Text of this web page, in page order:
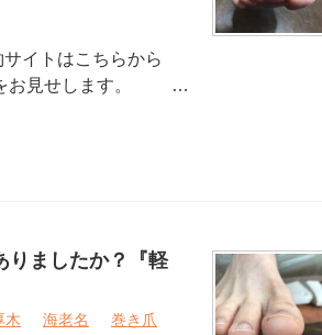
サイトはこちらから
をお見せします。 …
りましたか？『軽
木 海老名
巻き爪